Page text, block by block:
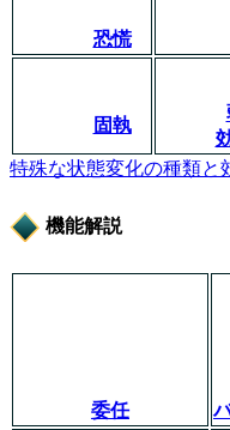
恐慌
固執
特殊な状態変化の種類と
機能解説
委任